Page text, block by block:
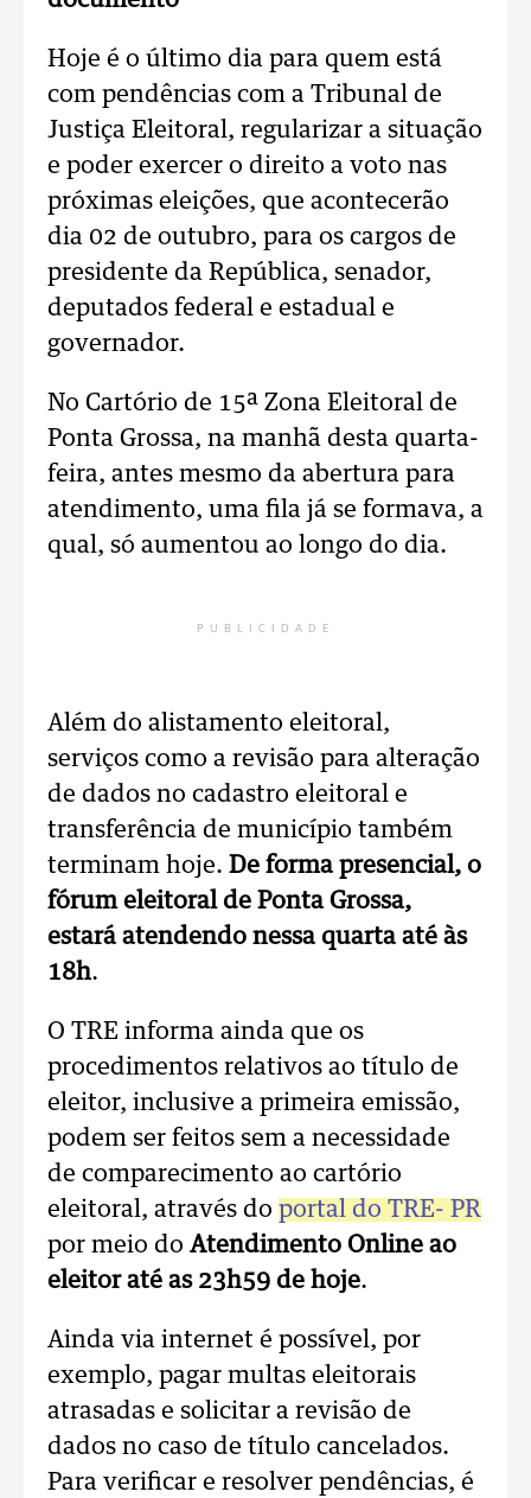
Hoje é o último dia para quem está
com pendências com a Tribunal de
Justiça Eleitoral, regularizar a situação
e poder exercer o direito a voto nas
próximas eleições, que acontecerão
dia 02 de outubro, para os cargos de
presidente da República, senador,
deputados federal e estadual e
governador.
No Cartório de 15ª Zona Eleitoral de
Ponta Grossa, na manhã desta quarta-
feira, antes mesmo da abertura para
atendimento, uma fila já se formava, a
qual, só aumentou ao longo do dia.
PUBLICIDADE
Além do alistamento eleitoral,
serviços como a revisão para alteração
de dados no cadastro eleitoral e
transferência de município também
terminam hoje. De forma presencial, o
fórum eleitoral de Ponta Grossa,
estará atendendo nessa quarta até às
18h.
O TRE informa ainda que os
procedimentos relativos ao título de
eleitor, inclusive a primeira emissão,
podem ser feitos sem a necessidade
de comparecimento ao cartório
eleitoral, através do portal do TRE- PR
por meio do Atendimento Online ao
eleitor até as 23h59 de hoje.
Ainda via internet é possível, por
exemplo, pagar multas eleitorais
atrasadas e solicitar a revisão de
dados no caso de título cancelados.
Para verificar e resolver pendências, é